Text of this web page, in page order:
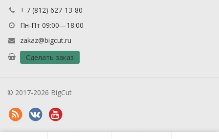
+ 7 (812) 627-13-80
Пн-Пт 09:00—18:00
zakaz@bigcut.ru
Сделать заказ
© 2017-2026 BigCut